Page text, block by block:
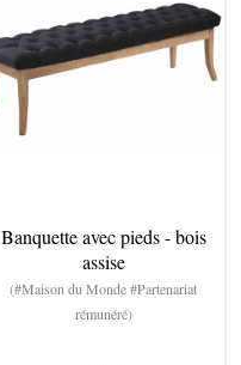
Banquette avec pieds - bois
assise
(#Maison du Monde #Partenariat
rémunéré)